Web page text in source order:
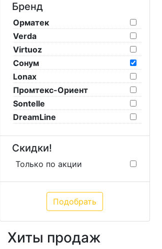
Бренд
Орматек
Verda
Virtuoz
Сонум
Lonax
Промтекс-Ориент
Sontelle
DreamLine
Скидки!
Только по акции
Хиты продаж